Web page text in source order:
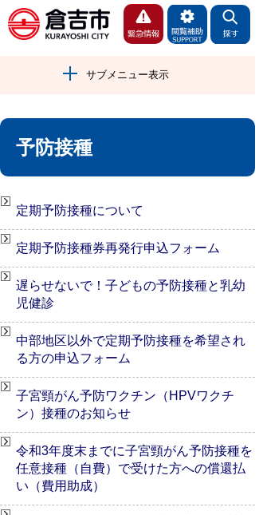
サブメニュー表示
予防接種
定期予防接種について
定期予防接種券再発行申込フォーム
遅らせないで！子どもの予防接種と乳幼
児健診
中部地区以外で定期予防接種を希望され
る方の申込フォーム
子宮頸がん予防ワクチン（HPVワクチ
ン）接種のお知らせ
令和3年度末までに子宮頸がん予防接種を
任意接種（自費）で受けた方への償還払
い（費用助成）